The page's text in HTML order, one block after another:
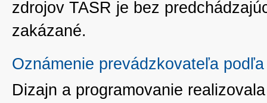
zdrojov TASR je bez
zakázané.
Oznámenie prevádzkovateľa
Dizajn a programovanie